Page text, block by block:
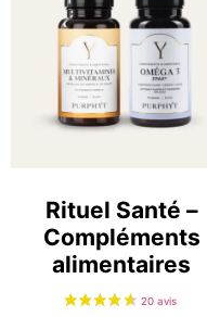
Rituel Santé –
Compléments
alimentaires